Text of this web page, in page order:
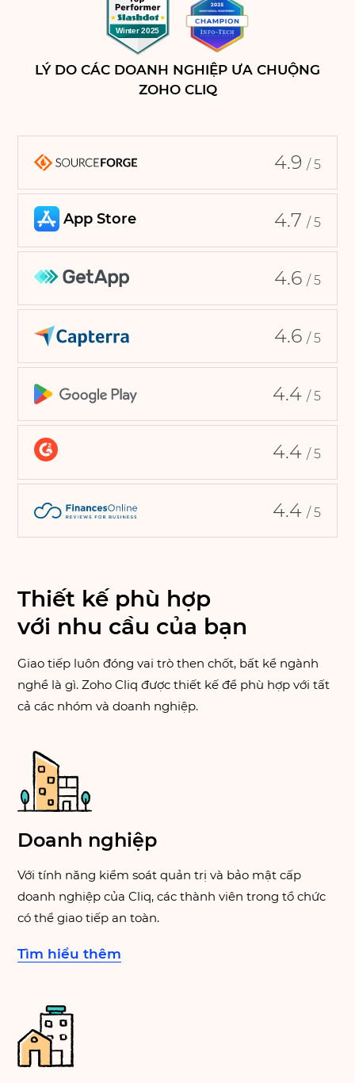
LÝ DO CÁC DOANH NGHIỆP ƯA CHUỘNG
ZOHO CLIQ
4.9 / 5
4.7 / 5
4.6 / 5
4.6 / 5
4.4 / 5
4.4 / 5
4.4 / 5
Thiết kế phù hợp
với nhu cầu của bạn
Giao tiếp luôn đóng vai trò then chốt, bất kể ngành
nghề là gì. Zoho Cliq được thiết kế để phù hợp với tất
cả các nhóm và doanh nghiệp.
Doanh nghiệp
Với tính năng kiểm soát quản trị và bảo mật cấp
doanh nghiệp của Cliq, các thành viên trong tổ chức
có thể giao tiếp an toàn.
Tìm hiểu thêm